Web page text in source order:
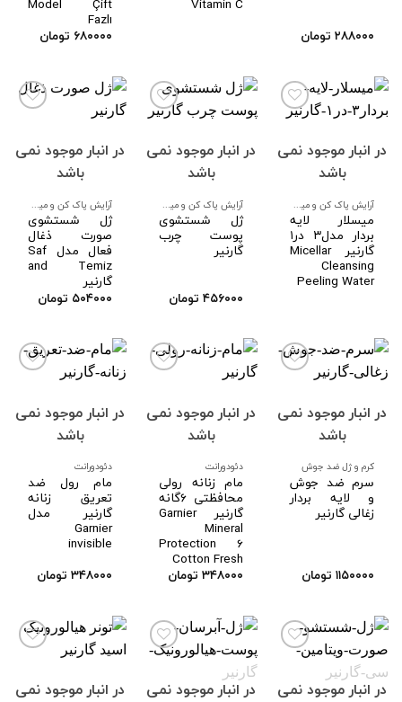
۲۸۸۰۰۰ تومان
Fazlı
۶۸۰۰۰۰ تومان
افزودن
ها
در انبار موجود نمی
باشد
آرایش پاک کن و میسیلار واتر صورت
میسلار لایه
بردار مدل۳ در۱
گارنیر Micellar
Cleansing
Peeling Water
افزودن
ها
در انبار موجود نمی
باشد
آرایش پاک کن و میسیلار واتر صورت
ژل شستشوی
پوست چرب
گارنیر
۴۵۶۰۰۰ تومان
افزودن
ها
در انبار موجود نمی
باشد
آرایش پاک کن و میسیلار واتر صورت
ژل شستشوی
صورت ذغال
فعال مدل Saf
and Temiz
گارنیر
۵۰۴۰۰۰ تومان
افزودن
ها
در انبار موجود نمی
باشد
کرم و ژل ضد جوش
سرم ضد جوش
و لایه بردار
زغالی گارنیر
۱۱۵۰۰۰۰ تومان
افزودن
در انبار موجود نمی
باشد
دئودورانت
مام زنانه رولی
محافظتی ۶گانه
گارنیر Garnier
Mineral
Protection 6
Cotton Fresh
۳۴۸۰۰۰ تومان
افزودن
در انبار موجود نمی
باشد
دئودورانت
مام رول ضد
تعریق زنانه
گارنیر مدل
Garnier
invisible
۳۴۸۰۰۰ تومان
افزودن
در انبار موجود نمی
افزودن
در انبار موجود نمی
افزودن
در انبار موجود نمی